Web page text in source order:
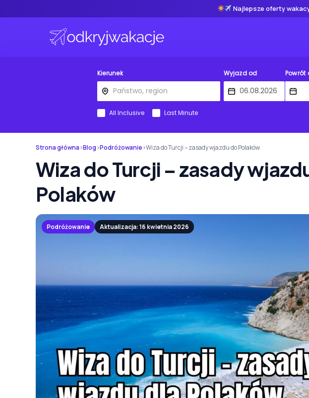
Najlepsze oferty
Kierunek Wyjazd od Powrót
All Inclusive Last Minute
Strona główna›Blog›Podróżowanie›Wiza do Turcji – zasady wjazdu do Polaków
Wiza do Turcji – zasady
Polaków
Podróżowanie Aktualizacja: 16 kwietnia 2026